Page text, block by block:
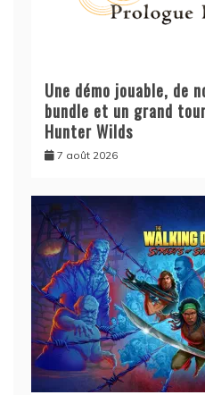
Une démo jouable, de
bundle et un grand
Hunter Wilds
7 août 2026